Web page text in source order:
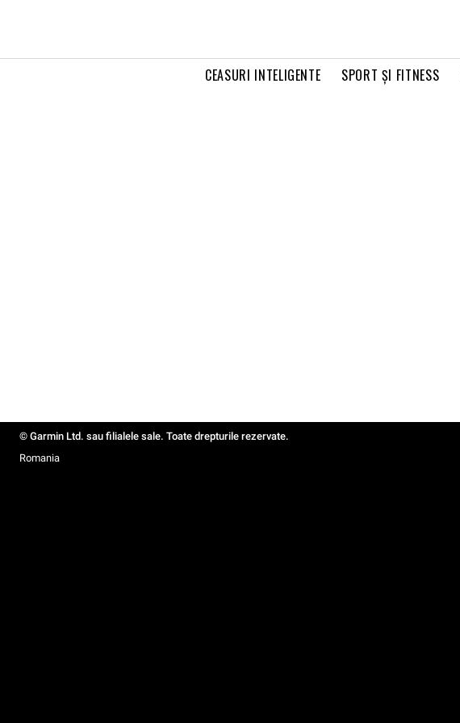
CEASURI INTELIGENTE SPORT ŞI FITNESS
© Garmin Ltd. sau filialele sale. Toate drepturile rezervate.
Romania